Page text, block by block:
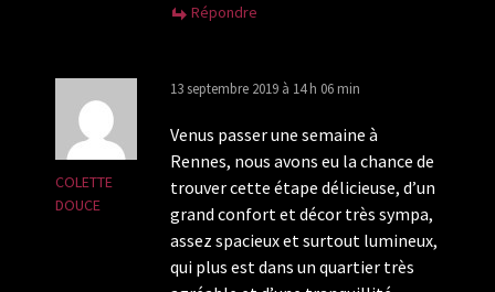
Répondre
COLETTE
DOUCE
13 septembre 2019 à 14 h 06 min
Venus passer une semaine à
Rennes, nous avons eu la chance de
trouver cette étape délicieuse, d’un
grand confort et décor très sympa,
assez spacieux et surtout lumineux,
qui plus est dans un quartier très